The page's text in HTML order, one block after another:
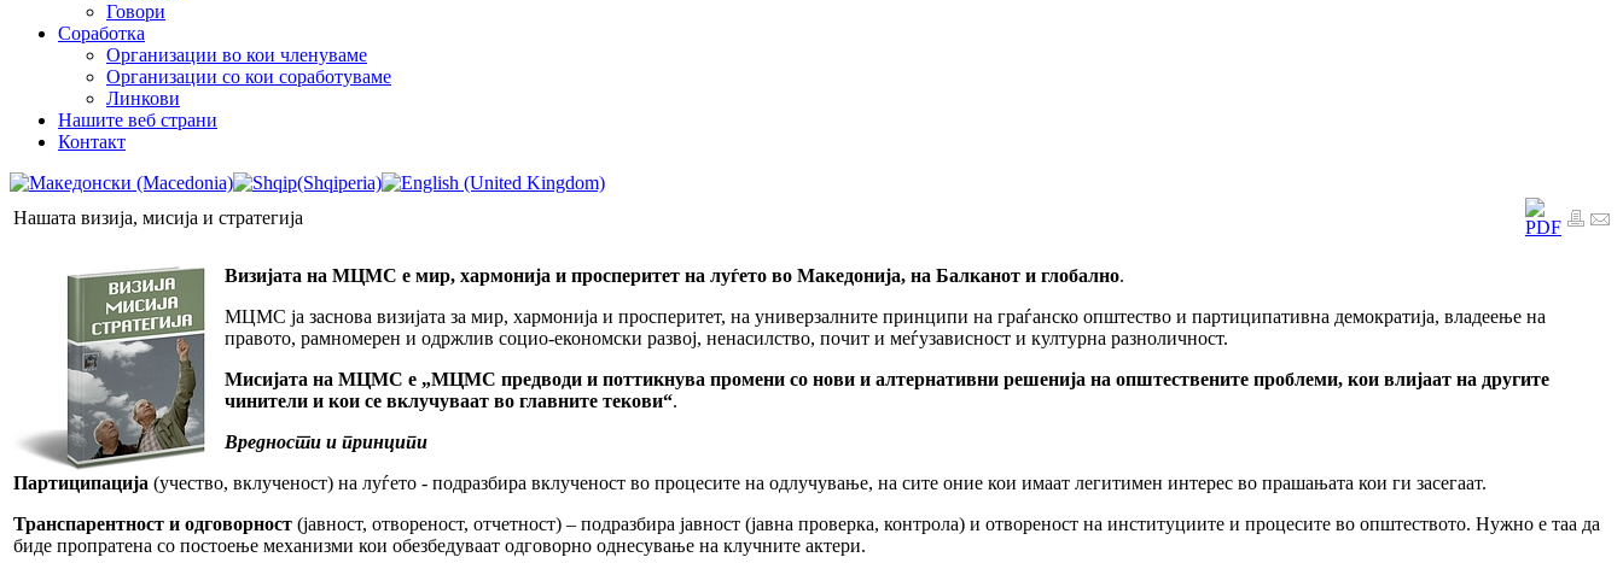
Говори
Соработка
Организации во кои членуваме
Организации со кои соработуваме
Линкови
Нашите веб страни
Контакт
Нашата визија, мисија и стратегија
Визијата на МЦМС е мир, хармонија и просперитет на луѓето во Македонија, на Балканот и глобално.
МЦМС ја заснова визијата за мир, хармонија и просперитет, на универзалните принципи на граѓанско општество и партиципативна демократија, владеење на
правото, рамномерен и одржлив социо-економски развој, ненасилство, почит и меѓузависност и културна разноличност.
Мисијата на МЦМС е „МЦМС предводи и поттикнува промени со нови и алтернативни решенија на општествените проблеми, кои влијаат на другите
чинители и кои се вклучуваат во главните текови“.
Вредности и принципи
Партиципација (учество, вклученост) на луѓето - подразбира вклученост во процесите на одлучување, на сите оние кои имаат легитимен интерес во прашањата кои ги засегаат.
Транспарентност и одговорност (јавност, отвореност, отчетност) – подразбира јавност (јавна проверка, контрола) и отвореност на институциите и процесите во општеството. Нужно е таа да
биде пропратена со постоење механизми кои обезбедуваат одговорно однесување на клучните актери.